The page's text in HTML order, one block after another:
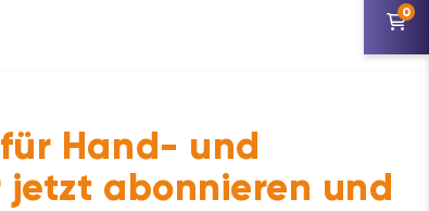
Lager <<<
0
für Hand- und
jetzt abonnieren und